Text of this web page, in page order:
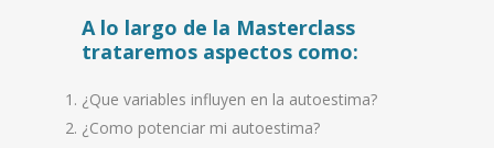
A lo largo de la Masterclass
trataremos aspectos como:
¿Que variables influyen en la autoestima?
¿Como potenciar mi autoestima?